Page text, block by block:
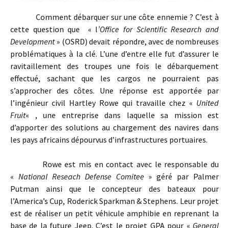
Comment débarquer sur une côte ennemie ? C’est à
cette question que « l’Office for Scientific Research and
Development» (OSRD) devait répondre, avec de nombreuses
problématiques à la clé. L’une d’entre elle fut d’assurer le
ravitaillement des troupes une fois le débarquement
effectué, sachant que les cargos ne pourraient pas
s’approcher des côtes. Une réponse est apportée par
l’ingénieur civil Hartley Rowe qui travaille chez « United
Fruit« , une entreprise dans laquelle sa mission est
d’apporter des solutions au chargement des navires dans
les pays africains dépourvus d’infrastructures portuaires.
Rowe est mis en contact avec le responsable du
« National Reseach Defense Comitee» géré par Palmer
Putman ainsi que le concepteur des bateaux pour
l’America’s Cup, Roderick Sparkman & Stephens. Leur projet
est de réaliser un petit véhicule amphibie en reprenant la
base de la future Jeep. C’est le projet GPA pour « General